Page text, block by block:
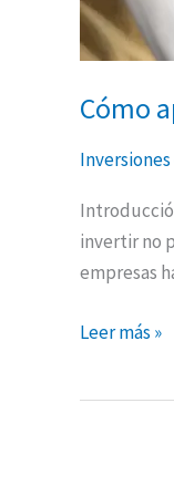
Cómo
invertir no
empresas
Leer más »